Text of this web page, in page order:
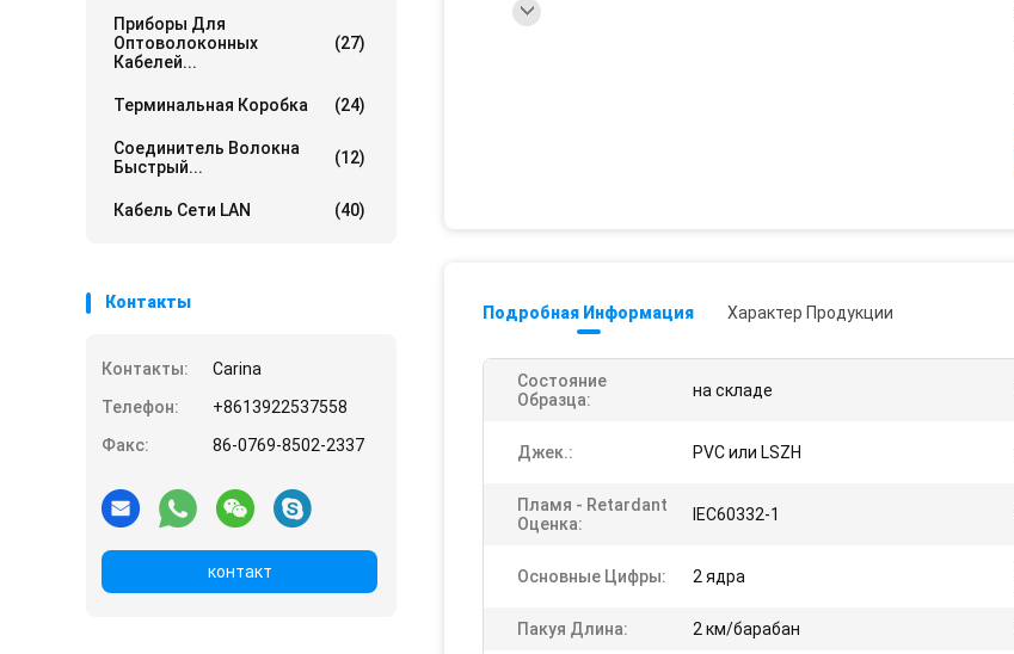
Приборы Для
Оптоволоконных
Кабелей...
(27)
Терминальная Коробка (24)
Соединитель Волокна
Быстрый...
(12)
Кабель Сети LAN (40)
Контакты
Контакты:
Carina
Телефон:
+8613922537558
Факс:
86-0769-8502-2337
контакт
Подробная Информация Характер Продукции
Состояние
Образца:
на складе
Джек.: PVC или LSZH
Пламя - Retardant
Оценка:
IEC60332-1
Основные Цифры: 2 ядра
Пакуя Длина: 2 км/барабан